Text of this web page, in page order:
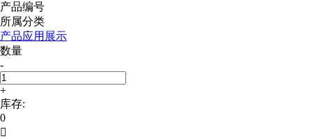
产品编号
所属分类
产品应用展示
数量
-
+
库存:
0
